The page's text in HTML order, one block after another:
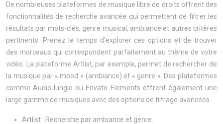
De nombreuses plateformes de musique libre de droits offrent des
fonctionnalités de recherche avancée qui permettent de filtrer les
résultats par mots-clés, genre musical, ambiance et autres critères
pertinents. Prenez le temps d’explorer ces options et de trouver
des morceaux qui correspondent parfaitement au thème de votre
vidéo. La plateforme Artlist, par exemple, permet de rechercher de
la musique par « mood » (ambiance) et « genre ». Des plateformes
comme AudioJungle ou Envato Elements offrent également une
large gamme de musiques avec des options de filtrage avancées.
Artlist : Recherche par ambiance et genre.